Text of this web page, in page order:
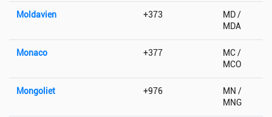
Moldavien +373
MD /
MDA
Monaco +377
MC /
MCO
Mongoliet +976
MN /
MNG